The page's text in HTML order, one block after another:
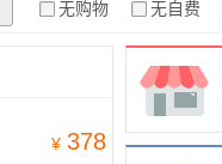
无购物 无自费
¥ 378